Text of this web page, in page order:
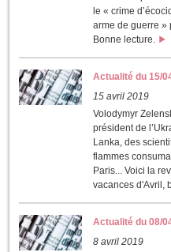
le « crime
arme de guerre »
Bonne lecture.
Actualité du 15/
15 avril 2019
Volodymyr
président de
Lanka, des
flammes
Paris... Voici la
vacances d'Avril,
Actualité du 08/
8 avril 2019